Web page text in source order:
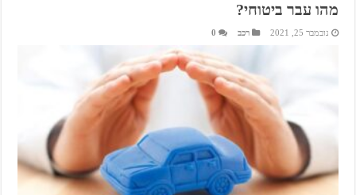
מהו עבר ביטוחי?
נובמבר 25, 2021 רכב 0